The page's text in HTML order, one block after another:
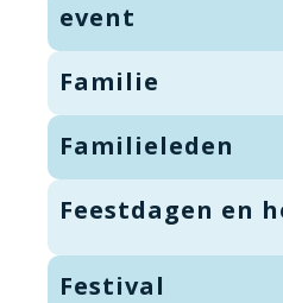
event
Familie
Familieleden
Feestdagen en
Festival